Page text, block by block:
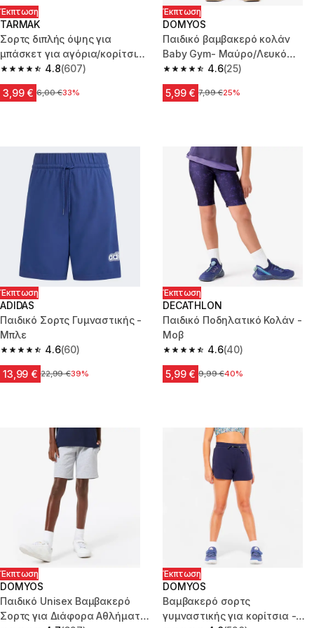
Έκπτωση
TARMAK
Σορτς διπλής όψης για
μπάσκετ για αγόρια/κορίτσια
SH100 - Μπλε
4.8
4.8 out of 5 stars from 607 reviews
(607)
3,99 € Αρχική τιμή
6,00 €33%
Έκπτωση
DOMYOS
Παιδικό βαμβακερό κολάν
Baby Gym- Μαύρο/Λευκό
σχέδιο
4.6
4.6 out of 5 stars from 25
(25)
5,99 € Αρχική τιμή
7,99 €25%
Έκπτωση
ADIDAS
Παιδικό Σορτς Γυμναστικής -
Μπλε
4.6
4.6 out of 5 stars from 60 reviews
(60)
13,99 € Αρχική τιμή
22,99 €39%
Έκπτωση
DECATHLON
Παιδικό Ποδηλατικό Κολάν -
Μοβ
4.6
4.6 out of 5 stars from 40
(40)
5,99 € Αρχική τιμή
9,99 €40%
Έκπτωση
DOMYOS
Παιδικό Unisex Βαμβακερό
Σορτς για Διάφορα Αθλήματα
Έκπτωση
DOMYOS
Βαμβακερό σορτς
γυμναστικής για κορίτσια -